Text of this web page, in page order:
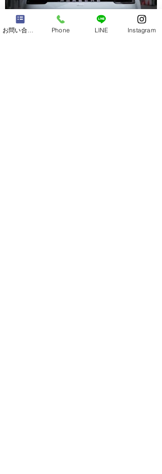
お問い合わせ Phone LINE Instagram